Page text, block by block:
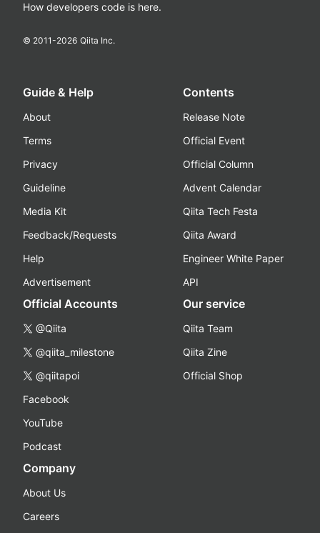
How developers code is here.
© 2011-2026 Qiita Inc.
Guide & Help
About
Terms
Privacy
Guideline
Media Kit
Feedback/Requests
Help
Advertisement
Contents
Release Note
Official Event
Official Column
Advent Calendar
Qiita Tech Festa
Qiita Award
Engineer White Paper
API
Official Accounts
@Qiita
@qiita_milestone
@qiitapoi
Facebook
YouTube
Podcast
Our service
Qiita Team
Qiita Zine
Official Shop
Company
About Us
Careers